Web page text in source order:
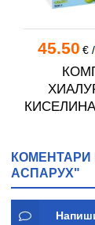
45.50 €/
АСПАРУХ"